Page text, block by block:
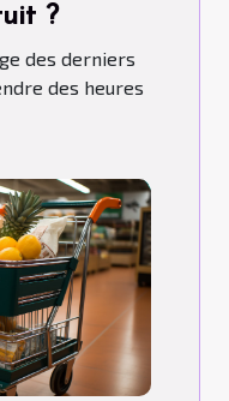
?
des derniers
des heures